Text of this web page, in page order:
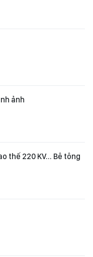
ảnh
thế 220 KV... Bê tông